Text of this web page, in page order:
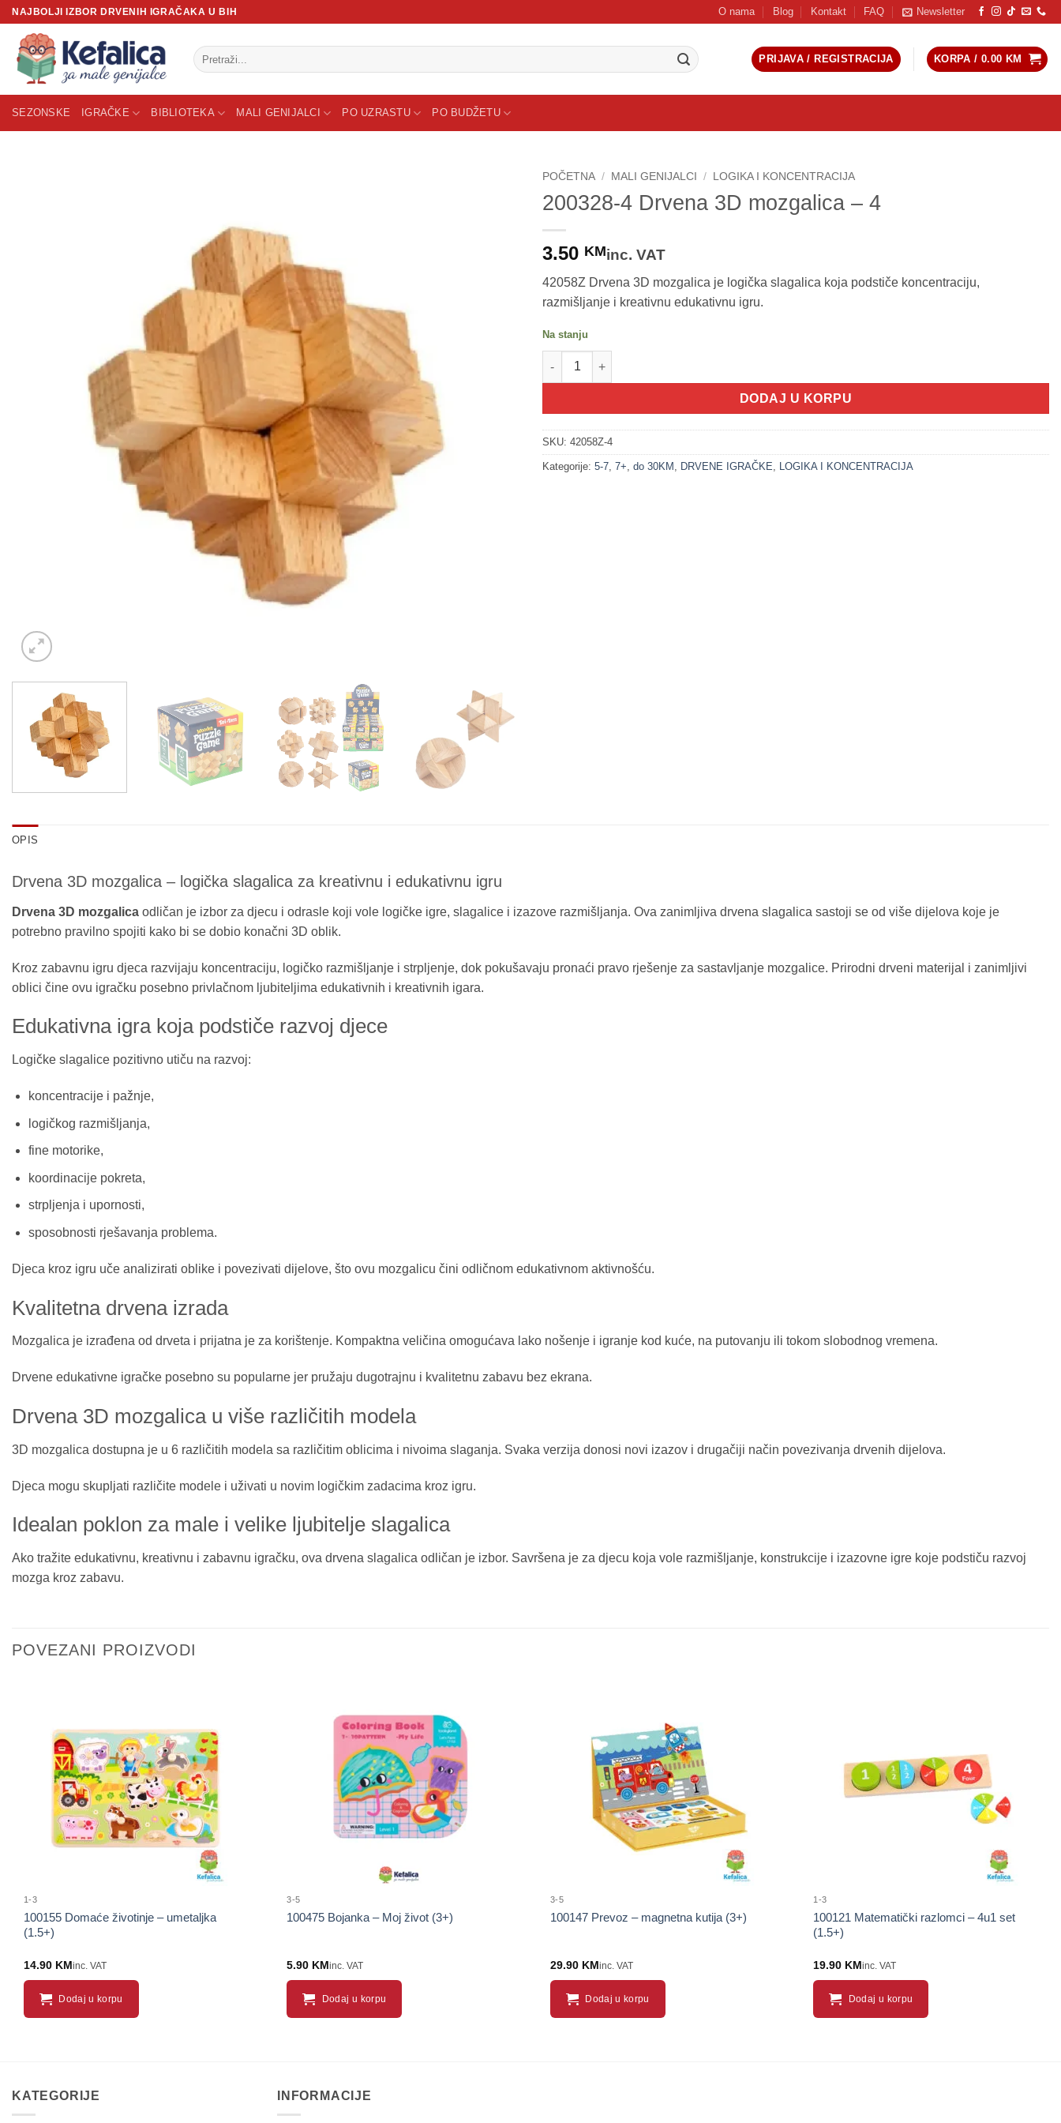
Skip
content
NAJBOLJI IZBOR DRVENIH IGRAČAKA U BIH O nama Blog Kontakt FAQ Newsletter
Pretraži:
PRIJAVA / REGISTRACIJA KORPA / 0.00 KM
SEZONSKE IGRAČKE BIBLIOTEKA MALI GENIJALCI PO UZRASTU PO BUDŽETU
POČETNA / MALI GENIJALCI / LOGIKA I KONCENTRACIJA
200328-4 Drvena 3D mozgalica – 4
3.50 KMinc. VAT
42058Z Drvena 3D mozgalica je logička slagalica koja podstiče koncentraciju,
razmišljanje i kreativnu edukativnu igru.
Na stanju
200328-4 Drvena 3D mozgalica - 4 količina
DODAJ U KORPU
SKU: 42058Z-4
Kategorije: 5-7, 7+, do 30KM , DRVENE IGRAČKE, LOGIKA I KONCENTRACIJA
OPIS
Drvena 3D mozgalica – logička slagalica za kreativnu i edukativnu igru
Drvena 3D mozgalica odličan je izbor za djecu i odrasle koji vole logičke igre, slagalice i izazove razmišljanja. Ova zanimljiva drvena slagalica sastoji se od više dijelova koje je
potrebno pravilno spojiti kako bi se dobio konačni 3D oblik.
Kroz zabavnu igru djeca razvijaju koncentraciju, logičko razmišljanje i strpljenje, dok pokušavaju pronaći pravo rješenje za sastavljanje mozgalice. Prirodni drveni materijal i zanimljivi
oblici čine ovu igračku posebno privlačnom ljubiteljima edukativnih i kreativnih igara.
Edukativna igra koja podstiče razvoj djece
Logičke slagalice pozitivno utiču na razvoj:
koncentracije i pažnje,
logičkog razmišljanja,
fine motorike,
koordinacije pokreta,
strpljenja i upornosti,
sposobnosti rješavanja problema.
Djeca kroz igru uče analizirati oblike i povezivati dijelove, što ovu mozgalicu čini odličnom edukativnom aktivnošću.
Kvalitetna drvena izrada
Mozgalica je izrađena od drveta i prijatna je za korištenje. Kompaktna veličina omogućava lako nošenje i igranje kod kuće, na putovanju ili tokom slobodnog vremena.
Drvene edukativne igračke posebno su popularne jer pružaju dugotrajnu i kvalitetnu zabavu bez ekrana.
Drvena 3D mozgalica u više različitih modela
3D mozgalica dostupna je u 6 različitih modela sa različitim oblicima i nivoima slaganja. Svaka verzija donosi novi izazov i drugačiji način povezivanja drvenih dijelova.
Djeca mogu skupljati različite modele i uživati u novim logičkim zadacima kroz igru.
Idealan poklon za male i velike ljubitelje slagalica
Ako tražite edukativnu, kreativnu i zabavnu igračku, ova drvena slagalica odličan je izbor. Savršena je za djecu koja vole razmišljanje, konstrukcije i izazovne igre koje podstiču razvoj
mozga kroz zabavu.
POVEZANI PROIZVODI
Sačuvaj
proizvod
1-3
100155 Domaće životinje – umetaljka
(1.5+)
14.90 KMinc. VAT
Dodaj u korpu
Sačuvaj
proizvod
3-5
100475 Bojanka – Moj život (3+)
5.90 KMinc. VAT
Dodaj u korpu
3-5
100147 Prevoz – magnetna kutija (3+)
29.90 KMinc. VAT
Dodaj u korpu
1-3
100121 Matematički razlomci – 4u1 set
(1.5+)
19.90 KMinc. VAT
Dodaj u korpu
KATEGORIJE INFORMACIJE